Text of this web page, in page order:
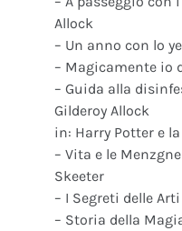
Allock
– Un anno con lo
– Magicamente io
– Guida alla
Gilderoy Allock
in: Harry Potter e
– Vita e le
Skeeter
– I Segreti delle
– Storia della